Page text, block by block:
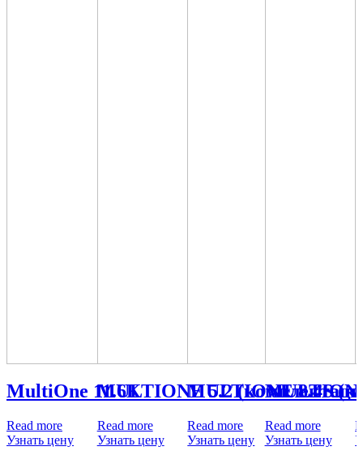
MultiOne 11.6К
Read more
Узнать цену
MULTIONE 5.2
Read more
Узнать цену
MULTIONE 8.4S
Read more
Узнать цену
Read more
Узнать цену